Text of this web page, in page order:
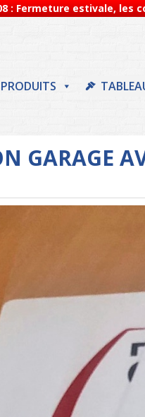
: Fermeture estivale,
PRODUITS
GARAGE